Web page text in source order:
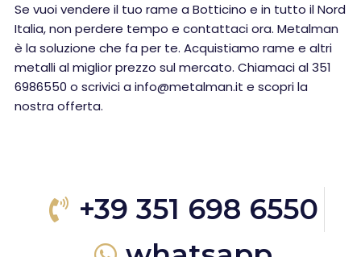
Se vuoi vendere il tuo rame a Botticino e in tutto il Nord
Italia, non perdere tempo e contattaci ora. Metalman
è la soluzione che fa per te. Acquistiamo rame e altri
metalli al miglior prezzo sul mercato. Chiamaci al 351
6986550 o scrivici a info@metalman.it e scopri la
nostra offerta.
+39 351 698 6550